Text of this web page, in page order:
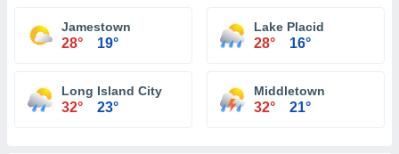
Jamestown
28° 19°
Lake Placid
28° 16°
Long Island City
32° 23°
Middletown
32° 21°